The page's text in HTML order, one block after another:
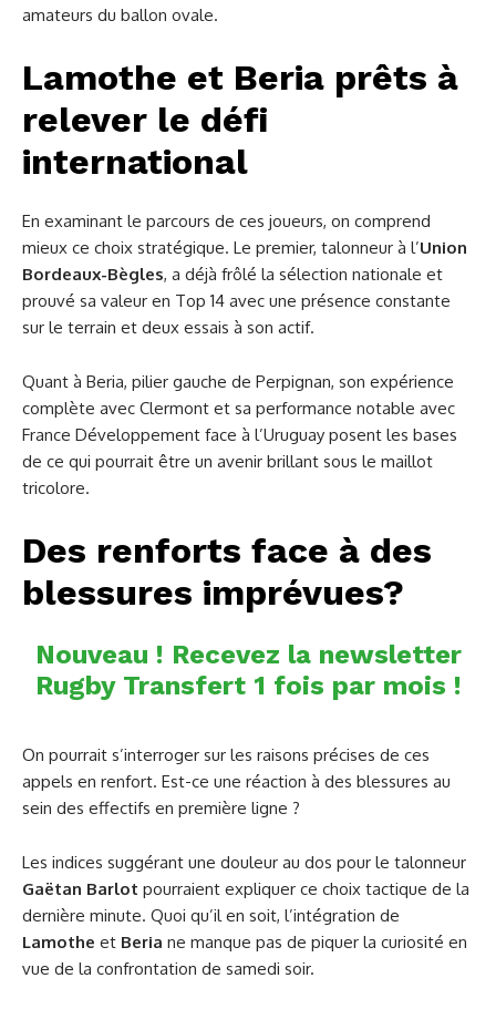
amateurs du ballon ovale.
Lamothe et Beria prêts à
relever le défi
international
En examinant le parcours de ces joueurs, on comprend
mieux ce choix stratégique. Le premier, talonneur à l’Union
Bordeaux-Bègles, a déjà frôlé la sélection nationale et
prouvé sa valeur en Top 14 avec une présence constante
sur le terrain et deux essais à son actif.
Quant à Beria, pilier gauche de Perpignan, son expérience
complète avec Clermont et sa performance notable avec
France Développement face à l’Uruguay posent les bases
de ce qui pourrait être un avenir brillant sous le maillot
tricolore.
Des renforts face à des
blessures imprévues?
Nouveau ! Recevez la newsletter
Rugby Transfert 1 fois par mois !
On pourrait s’interroger sur les raisons précises de ces
appels en renfort. Est-ce une réaction à des blessures au
sein des effectifs en première ligne ?
Les indices suggérant une douleur au dos pour le talonneur
Gaëtan Barlot pourraient expliquer ce choix tactique de la
dernière minute. Quoi qu’il en soit, l’intégration de
Lamothe et Beria ne manque pas de piquer la curiosité en
vue de la confrontation de samedi soir.